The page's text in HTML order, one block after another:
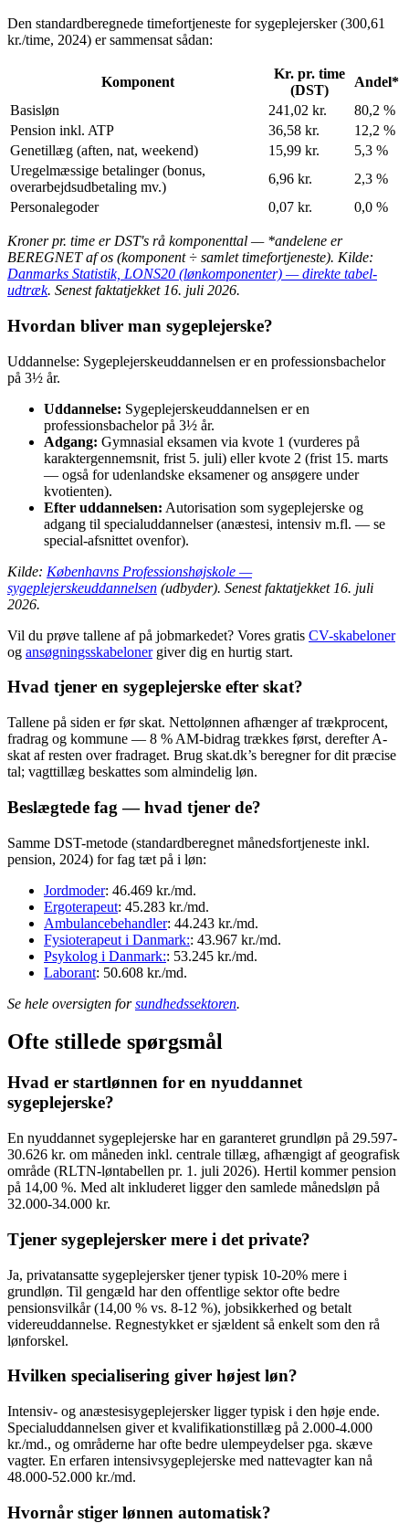
Den standardberegnede timefortjeneste for sygeplejersker (300,61
kr./time, 2024) er sammensat sådan:
Komponent
Kr. pr. time
(DST)
Andel*
Basisløn
241,02 kr.
80,2 %
Pension inkl. ATP
36,58 kr.
12,2 %
Genetillæg (aften, nat, weekend)
15,99 kr.
5,3 %
Uregelmæssige betalinger (bonus,
overarbejdsudbetaling mv.)
6,96 kr.
2,3 %
Personalegoder
0,07 kr. 0,0 %
Kroner pr. time er DST's rå komponenttal — *andelene er
BEREGNET af os (komponent ÷ samlet timefortjeneste). Kilde:
Danmarks Statistik, LONS20 (lønkomponenter) — direkte tabel-
udtræk. Senest faktatjekket 16. juli 2026.
Hvordan bliver man sygeplejerske?
Uddannelse: Sygeplejerskeuddannelsen er en professionsbachelor
på 3½ år.
Uddannelse: Sygeplejerskeuddannelsen er en
professionsbachelor på 3½ år.
Adgang: Gymnasial eksamen via kvote 1 (vurderes på
karaktergennemsnit, frist 5. juli) eller kvote 2 (frist 15. marts
— også for udenlandske eksamener og ansøgere under
kvotienten).
Efter uddannelsen: Autorisation som sygeplejerske og
adgang til specialuddannelser (anæstesi, intensiv m.fl. — se
special-afsnittet ovenfor).
Kilde: Københavns Professionshøjskole —
sygeplejerskeuddannelsen (udbyder). Senest faktatjekket 16. juli
2026.
Vil du prøve tallene af på jobmarkedet? Vores gratis CV-skabeloner
og ansøgningsskabelonergiver dig en hurtig start.
Hvad tjener en sygeplejerske efter skat?
Tallene på siden er før skat. Nettolønnen afhænger af trækprocent,
fradrag og kommune — 8 % AM-bidrag trækkes først, derefter A-
skat af resten over fradraget. Brug skat.dk’s beregner for dit præcise
tal; vagttillæg beskattes som almindelig løn.
Beslægtede fag — hvad tjener de?
Samme DST-metode (standardberegnet månedsfortjeneste inkl.
pension, 2024) for fag tæt på i løn:
Jordmoder: 46.469 kr./md.
Ergoterapeut: 45.283 kr./md.
Ambulancebehandler: 44.243 kr./md.
Fysioterapeut i Danmark:: 43.967 kr./md.
Psykolog i Danmark:: 53.245 kr./md.
Laborant: 50.608 kr./md.
Se hele oversigten forsundhedssektoren.
Ofte stillede spørgsmål
Hvad er startlønnen for en nyuddannet
sygeplejerske?
En nyuddannet sygeplejerske har en garanteret grundløn på 29.597-
30.626 kr. om måneden inkl. centrale tillæg, afhængigt af geografisk
område (RLTN-løntabellen pr. 1. juli 2026). Hertil kommer pension
på 14,00 %. Med alt inkluderet ligger den samlede månedsløn på
32.000-34.000 kr.
Tjener sygeplejersker mere i det private?
Ja, privatansatte sygeplejersker tjener typisk 10-20% mere i
grundløn. Til gengæld har den offentlige sektor ofte bedre
pensionsvilkår (14,00 % vs. 8-12 %), jobsikkerhed og betalt
videreuddannelse. Regnestykket er sjældent så enkelt som den rå
lønforskel.
Hvilken specialisering giver højest løn?
Intensiv- og anæstesisygeplejersker ligger typisk i den høje ende.
Specialuddannelsen giver et kvalifikationstillæg på 2.000-4.000
kr./md., og områderne har ofte bedre ulempeydelser pga. skæve
vagter. En erfaren intensivsygeplejerske med nattevagter kan nå
48.000-52.000 kr./md.
Hvornår stiger lønnen automatisk?